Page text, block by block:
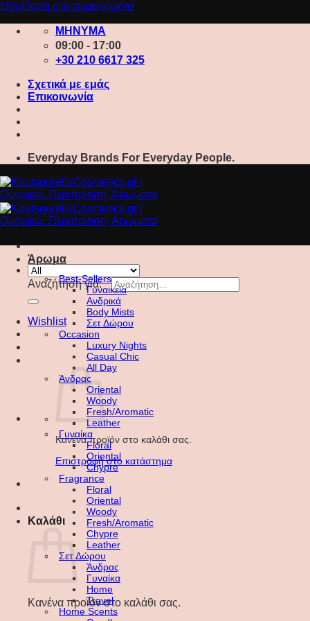
Μετάβαση στο περιεχόμενο
ΜΗΝΥΜΑ
09:00 - 17:00
+30 210 6617 325
Σχετικά με εμάς
Επικοινωνία
Everyday Brands For Everyday People.
Αναζήτηση για:
Wishlist
Κανένα προϊόν στο καλάθι σας.
Επιστροφή στο κατάστημα
Καλάθι
Κανένα προϊόν στο καλάθι σας.
Άρωμα
Best-Sellers
Γυναικεία
Ανδρικά
Body Mists
Σετ Δώρου
Occasion
Luxury Nights
Casual Chic
All Day
Άνδρας
Oriental
Woody
Fresh/Aromatic
Leather
Γυναίκα
Floral
Oriental
Chypre
Fragrance
Floral
Oriental
Woody
Fresh/Aromatic
Chypre
Leather
Σετ Δώρου
Άνδρας
Γυναίκα
Home
Travel
Home Scents